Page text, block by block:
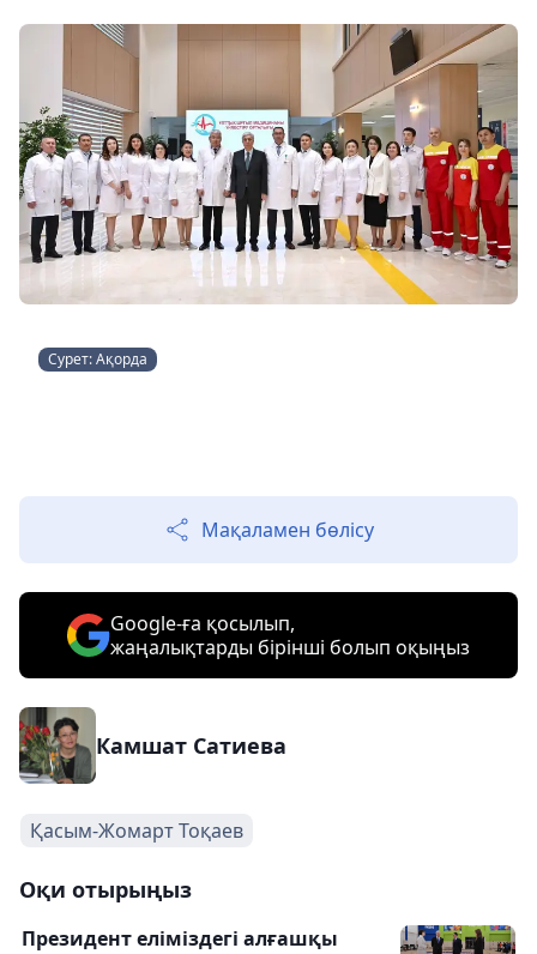
Сурет: Ақорда
Мақаламен бөлісу
Google-ға қосылып,
жаңалықтарды бірінші болып оқыңыз
Камшат Сатиева
Қасым-Жомарт Тоқаев
Оқи отырыңыз
Президент еліміздегі алғашқы